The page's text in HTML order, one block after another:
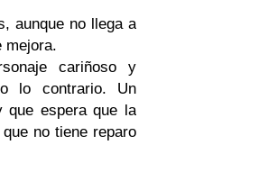
aunque no llega a
mejora.
cariñoso y
lo contrario. Un
que espera que la
no tiene reparo